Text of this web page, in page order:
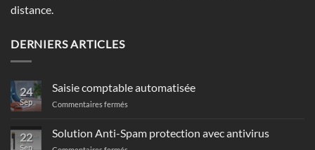
distance.
DERNIERS ARTICLES
24
Sep
Saisie comptable automatisée
Commentaires fermés
automatisée
22
Sep
Solution Anti-Spam protection avec antivirus